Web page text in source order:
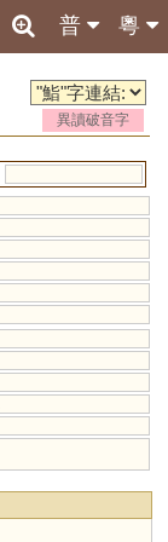
粵
普
異讀破音字